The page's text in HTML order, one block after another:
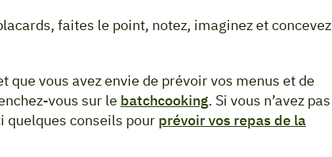
faites le point, notez, imaginez et concevez
que vous avez envie de prévoir vos menus et de
vous sur le batchcooking. Si vous n’avez pas
quelques conseils pour prévoir vos repas de la